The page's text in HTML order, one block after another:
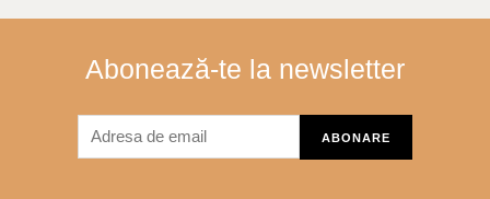
Abonează-te la newsletter